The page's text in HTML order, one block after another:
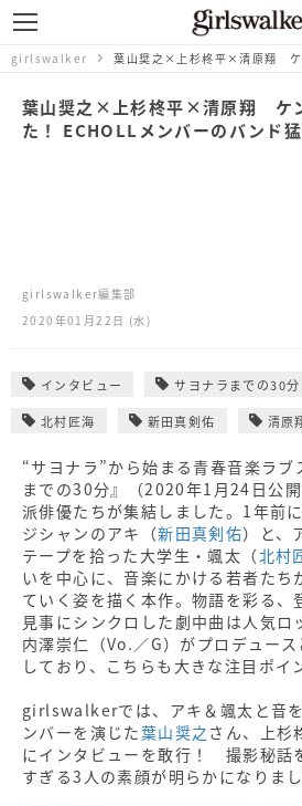
girlswalker
葉山奨之×上杉柊平×清原翔 ケ
た！ ECHOLLメンバーのバンド
girlswalker編集部
2020年01月22日 (水)
インタビュー サヨナラまでの30分
北村匠海 新田真剣佑 清原
“サヨナラ”から始まる青春音楽ラブ
までの30分』（2020年1月24日公
派俳優たちが集結しました。1年前
ジシャンのアキ（新田真剣佑）と、
テープを拾った大学生・颯太（北村
いを中心に、音楽にかける若者たち
ていく姿を描く本作。物語を彩る、
見事にシンクロした劇中曲は人気
内澤崇仁（Vo.／G）がプロデュー
しており、こちらも大きな注目ポイ
girlswalkerでは、アキ＆颯太と音
ンバーを演じた葉山奨之 さん、上杉
にインタビューを敢行！ 撮影秘話
すぎる3人の素顔が明らかになりまし